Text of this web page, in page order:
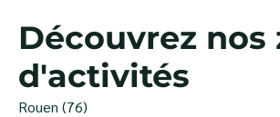
Découvrez nos
d'activités
Rouen (76)